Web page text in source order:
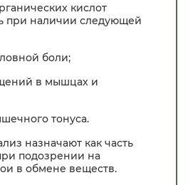
кислот
при наличии следующей
боли;
в мышцах и
тонуса.
назначают как часть
подозрении на
в обмене веществ.